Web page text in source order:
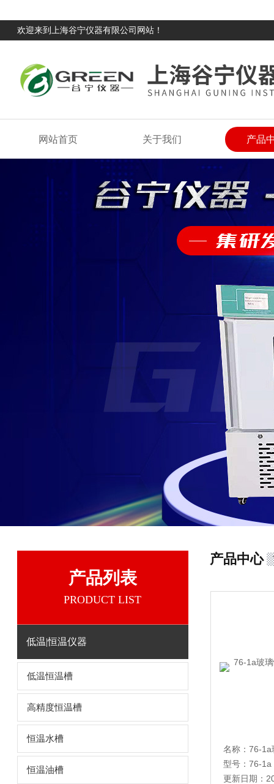
欢迎来到上海谷宁仪器有限公司网站！
网站首页 关于我们 产品
产品列表
PRODUCT LIST
低温|恒温仪器
低温恒温槽
高精度恒温槽
恒温水槽
恒温油槽
产品中心
型号：76-1a
更新日期：